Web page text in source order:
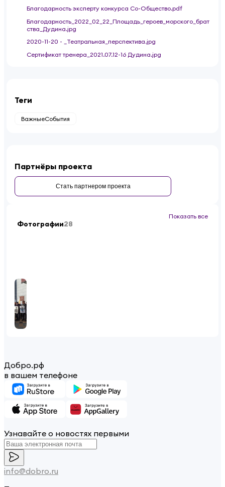
Благодарность эксперту конкурса Со-Общество.pdf
Благодарность_2022_02_22_Площадь_героев_морского_брат
ства_Дудина.jpg
2020-11-20 - _Театральная_перспектива.jpg
Сертификат тренера_2021.07.12-16 Дудина.jpg
Теги
ВажныеСобытия
Партнёры проекта
Стать партнером проекта
Фотографии28
Показать все
Добро.рф
в вашем телефоне
Узнавайте о новостях первыми
info@dobro.ru